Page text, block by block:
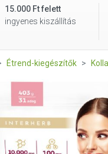
15.000 Ft felett
ingyenes kiszállítás
Étrend-kiegészítők